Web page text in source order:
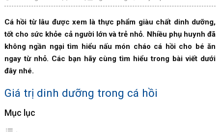
Cá hồi từ lâu được xem là thực phẩm giàu chất dinh dưỡng,
tốt cho sức khỏe cả người lớn và trẻ nhỏ. Nhiều phụ huynh đã
không ngần ngại tìm hiểu nấu món cháo cá hồi cho bé ăn
ngay từ nhỏ. Các bạn hãy cùng tìm hiểu trong bài viết dưới
đây nhé.
Giá trị dinh dưỡng trong cá hồi
Mục lục